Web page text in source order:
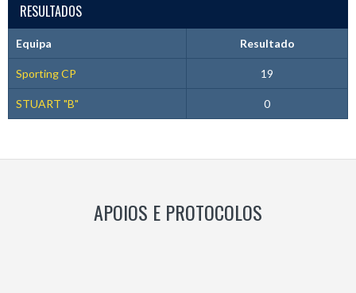
RESULTADOS
Equipa Resultado
Sporting CP 19
STUART "B" 0
APOIOS E PROTOCOLOS